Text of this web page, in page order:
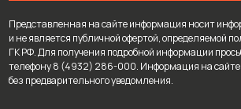
Представленная на сайте информация носит
и не является публичной офертой, определяемой
ГК РФ. Для получения подробной информации
телефону 8 (4932) 286-000. Информация на
без предварительного уведомления.